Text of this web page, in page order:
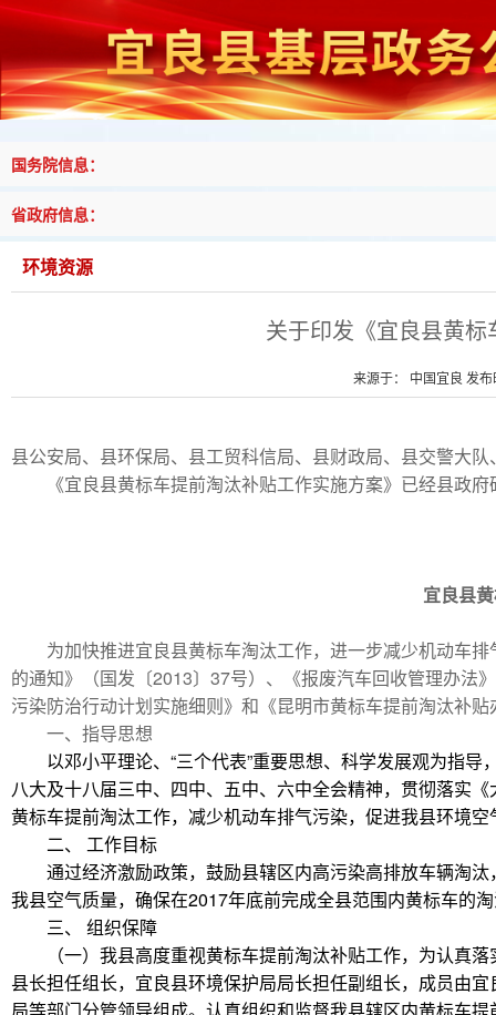
国务院信息：
省政府信息：
环境资源
关于印发《宜良县黄
来源于： 中国宜良 发
县公安局、县环保局、县工贸科信局、县财政局、县交警大
《宜良县黄标车提前淘汰补贴工作实施方案》已经县政
宜良县
为加快推进宜良县黄标车淘汰工作，进一步减少机动车
的通知》（国发〔2013〕37号）、《报废汽车回收管理办法
污染防治行动计划实施细则》和《昆明市黄标车提前淘汰补
一、指导思想
以邓小平理论、“三个代表”重要思想、科学发展观为指
八大及十八届三中、四中、五中、六中全会精神，贯彻落实
黄标车提前淘汰工作，减少机动车排气污染，促进我县环境
二、 工作目标
通过经济激励政策，鼓励县辖区内高污染高排放车辆淘
我县空气质量，确保在2017年底前完成全县范围内黄标车的
三、 组织保障
（一）我县高度重视黄标车提前淘汰补贴工作，为认真
县长担任组长，宜良县环境保护局局长担任副组长，成员由